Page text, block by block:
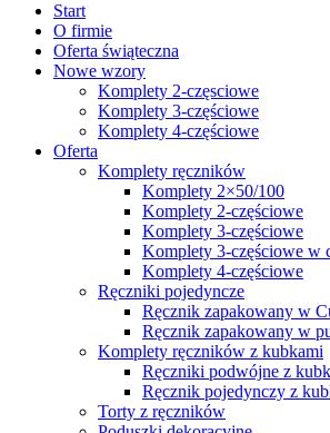
Start
O firmie
Oferta świąteczna
Nowe wzory
Komplety 2-częsciowe
Komplety 3-częściowe
Komplety 4-częściowe
Oferta
Komplety ręczników
Komplety 2×50/100
Komplety 2-częściowe
Komplety 3-częściowe
Komplety 3-częściowe w
Komplety 4-częściowe
Ręczniki pojedyncze
Ręcznik zapakowany w
Ręcznik zapakowany w
Komplety ręczników z kubkami
Ręczniki podwójne z
Ręcznik pojedynczy z
Torty z ręczników